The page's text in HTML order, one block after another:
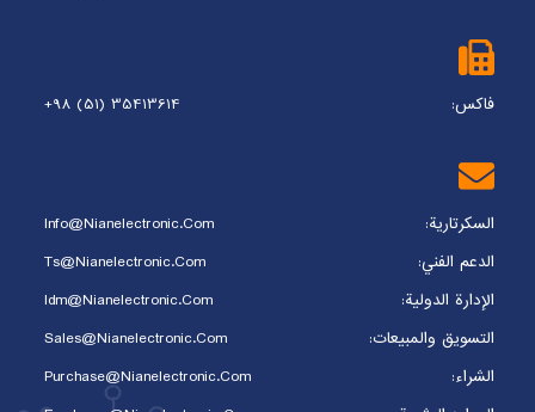
فاکس: +98 (51) 35413614
السكرتارية:
Info@nianelectronic.com
الدعم الفني:
Ts@nianelectronic.com
الإدارة الدولية:
Idm@nianelectronic.com
التسويق والمبيعات:
Sales@nianelectronic.com
الشراء:
Purchase@nianelectronic.com